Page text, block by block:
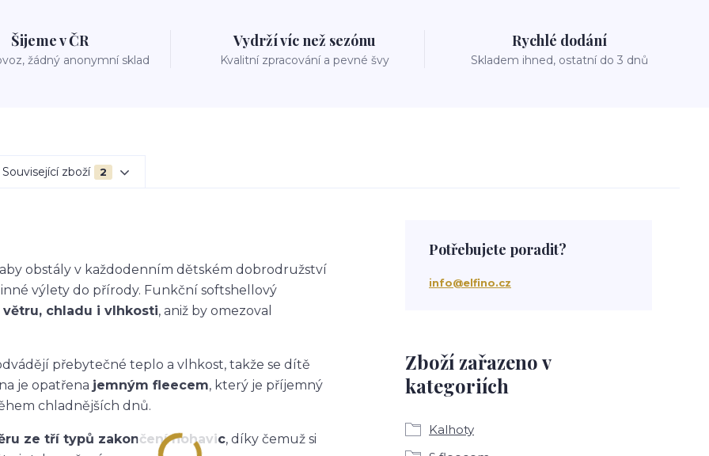
Šijeme v ČR
žádný anonymní sklad
Vydrží víc než sezónu
Kvalitní zpracování a pevné švy
Rychlé dodání
Skladem ihned, ostatní do 3 dnů
Související zboží 2
obstály v každodenním dětském dobrodružství
výlety do přírody. Funkční softshellový
chladu i vlhkosti, aniž by omezoval
přebytečné teplo a vlhkost, takže se dítě
je opatřena jemným fleecem, který je příjemný
chladnějších dnů.
ze tří typů zakončení nohavic, díky čemuž si
Zboží zařazeno v
kategoriích
Kalhoty
Potřebujete poradit?
info@elfino.cz